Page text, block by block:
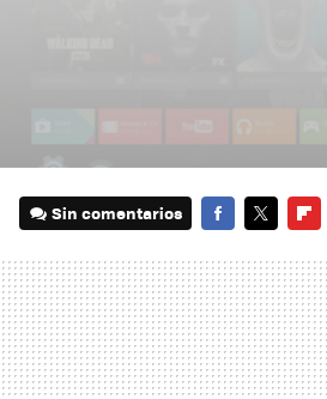
Sin comentarios